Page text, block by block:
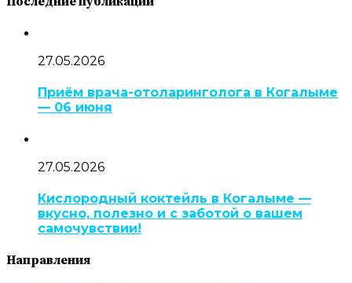
27.05.2026
Приём врача-отоларинголога в Когалыме
— 06 июня
27.05.2026
Кислородный коктейль в Когалыме —
вкусно, полезно и с заботой о вашем
самочувствии!
Направления